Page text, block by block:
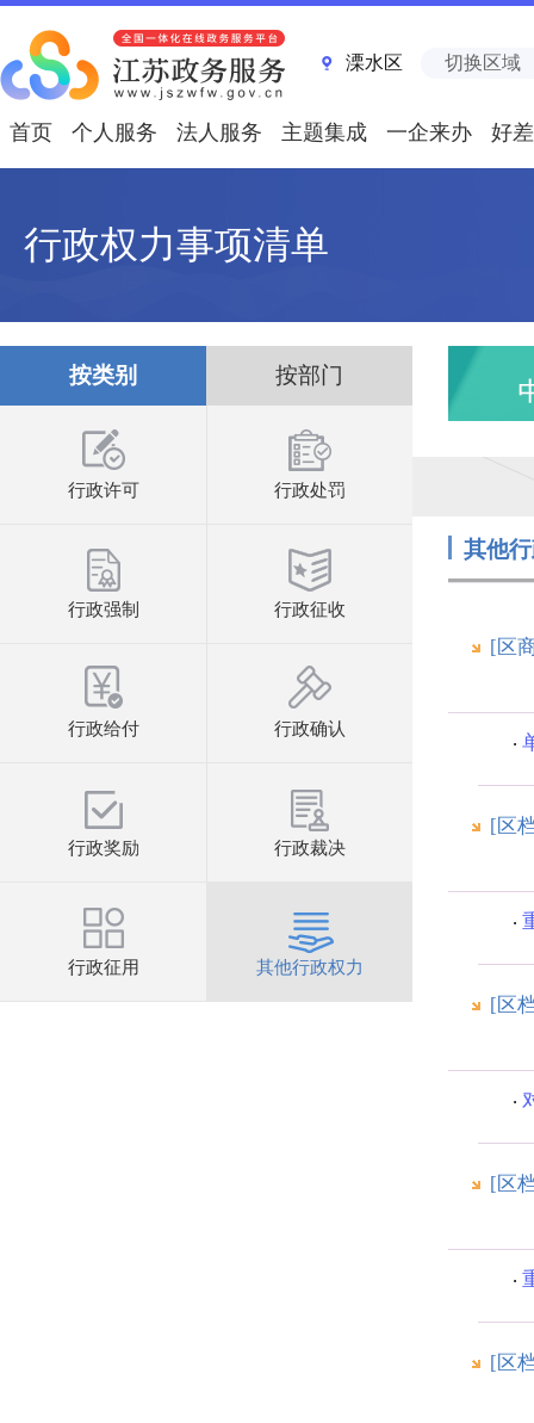
溧水区 切换区域
首页 个人服务 法人服务 主题集成 一企来办 好
行政权力事项清单
按类别 按部门
行政许可 行政处罚
行政强制 行政征收
行政给付 行政确认
行政奖励 行政裁决
行政征用 其他行政权力
其他
[区
[区
[区
[区
[区